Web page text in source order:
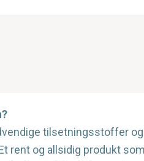
tilsetningsstoffer
rent og allsidig produkt